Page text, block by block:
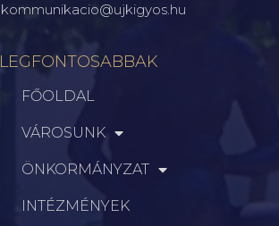
kommunikacio@ujkigyos.hu
LEGFONTOSABBAK
FŐOLDAL
VÁROSUNK
ÖNKORMÁNYZAT
INTÉZMÉNYEK